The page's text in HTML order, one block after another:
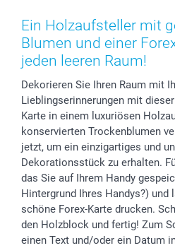
Zubehör & Material
Foto-Kalender & Agenden
Sticker & Etiketten
AGB
Impressum
Presse
Investor Relations
B2B smartbusiness
Widerrufsrecht
Muttertag
Vatertag
Kommunion & Konfirmation
Geburtstag
Geburt
Zu allen Anlässen
Anmelden /Registrieren
Preise und Versandkosten
Lieferfristen
Zahlungsmöglichkeiten
Sitemap
Status der Bestellung
smartfriends
smartgarantie
smartbonus
Ein Holzaufsteller mit
Blumen und einer
jeden leeren Raum!
Dekorieren Sie Ihren Raum mit
Lieblingserinnerungen mit
Karte in einem luxuriösen
konservierten Trockenblumen
jetzt, um ein einzigartiges und
Dekorationsstück zu erhalten.
das Sie auf Ihrem Handy
Hintergrund Ihres Handys?) und
schöne Forex-Karte drucken.
den Holzblock und fertig! Zum
einen Text und/oder ein Datum